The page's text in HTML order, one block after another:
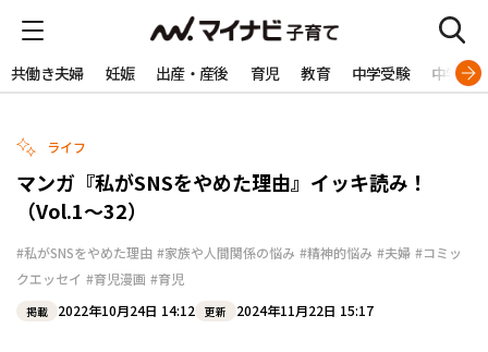
共働き夫婦 妊娠 出産・産後 育児 教育 中学受験 中学生
ライフ
マンガ『私がSNSをやめた理由』イッキ読み！
（Vol.1～32）
#私がSNSをやめた理由 #家族や人間関係の悩み #精神的悩み #夫婦 #コミッ
クエッセイ #育児漫画 #育児
掲載 2022年10月24日 14:12 更新 2024年11月22日 15:17